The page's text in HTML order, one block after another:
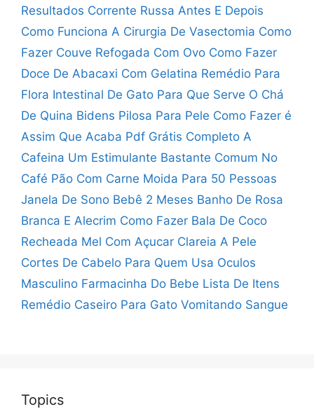
Resultados Corrente Russa Antes E Depois
Como Funciona A Cirurgia De Vasectomia Como
Fazer Couve Refogada Com Ovo Como Fazer
Doce De Abacaxi Com Gelatina Remédio Para
Flora Intestinal De Gato Para Que Serve O Chá
De Quina Bidens Pilosa Para Pele Como Fazer é
Assim Que Acaba Pdf Grátis Completo A
Cafeina Um Estimulante Bastante Comum No
Café Pão Com Carne Moida Para 50 Pessoas
Janela De Sono Bebê 2 Meses Banho De Rosa
Branca E Alecrim Como Fazer Bala De Coco
Recheada Mel Com Açucar Clareia A Pele
Cortes De Cabelo Para Quem Usa Oculos
Masculino Farmacinha Do Bebe Lista De Itens
Remédio Caseiro Para Gato Vomitando Sangue
Topics